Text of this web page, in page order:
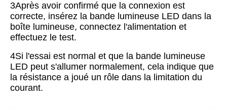
3Après avoir confirmé que la connexion est
correcte, insérez la bande lumineuse LED dans la
boîte lumineuse, connectez l'alimentation et
effectuez le test.
4Si l'essai est normal et que la bande lumineuse
LED peut s'allumer normalement, cela indique que
la résistance a joué un rôle dans la limitation du
courant.